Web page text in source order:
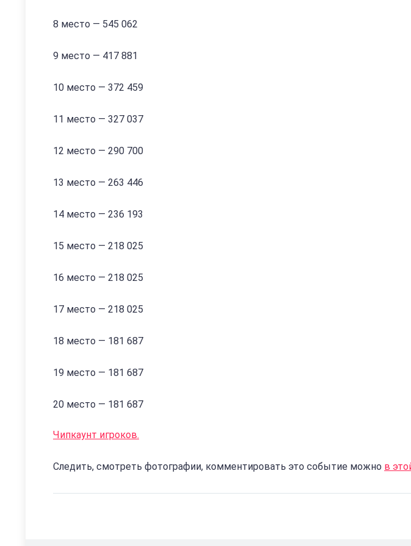
8 место — 545 062
9 место — 417 881
10 место — 372 459
11 место — 327 037
12 место — 290 700
13 место — 263 446
14 место — 236 193
15 место — 218 025
16 место — 218 025
17 место — 218 025
18 место — 181 687
19 место — 181 687
20 место — 181 687
Чипкаунт игроков.
Следить, смотреть фотографии, комментировать это событие можно в